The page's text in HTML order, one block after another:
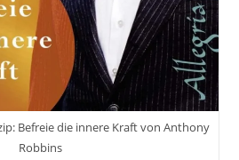
Befreie die innere Kraft von Anthony
Robbins